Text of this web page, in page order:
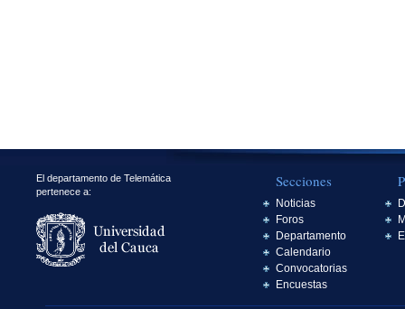
El departamento de Telemática
pertenece a:
Secciones
Noticias
Foros
Departamento
Calendario
Convocatorias
Encuestas